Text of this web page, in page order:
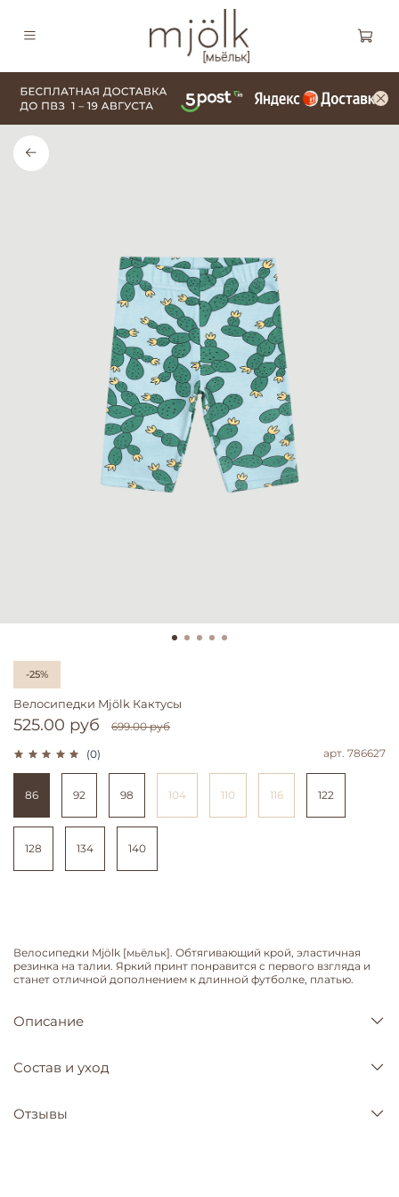
-25%
(0) арт. 786627
Велосипедки Mjölk Кактусы
525.00 руб 699.00 руб
86 92 98 104 110 116 122
128 134 140
Велосипедки Mjölk [мьёльк]. Обтягивающий крой, эластичная
резинка на талии. Яркий принт понравится с первого взгляда и
станет отличной дополнением к длинной футболке, платью.
Описание
Состав и уход
Отзывы